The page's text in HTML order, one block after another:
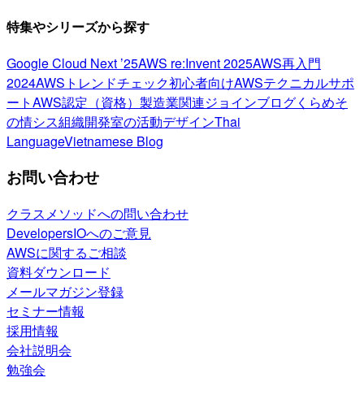
特集やシリーズから探す
Google Cloud Next ’25AWS re:Invent 2025AWS再入門
2024AWSトレンドチェック初心者向けAWSテクニカルサポ
ートAWS認定（資格） 製造業関連ジョインブログくらめそ
の情シス組織開発室の活動デザインThai
LanguageVietnamese Blog
お問い合わせ
クラスメソッドへの問い合わせ
DevelopersIOへのご意見
AWSに関するご相談
資料ダウンロード
メールマガジン登録
セミナー情報
採用情報
会社説明会
勉強会